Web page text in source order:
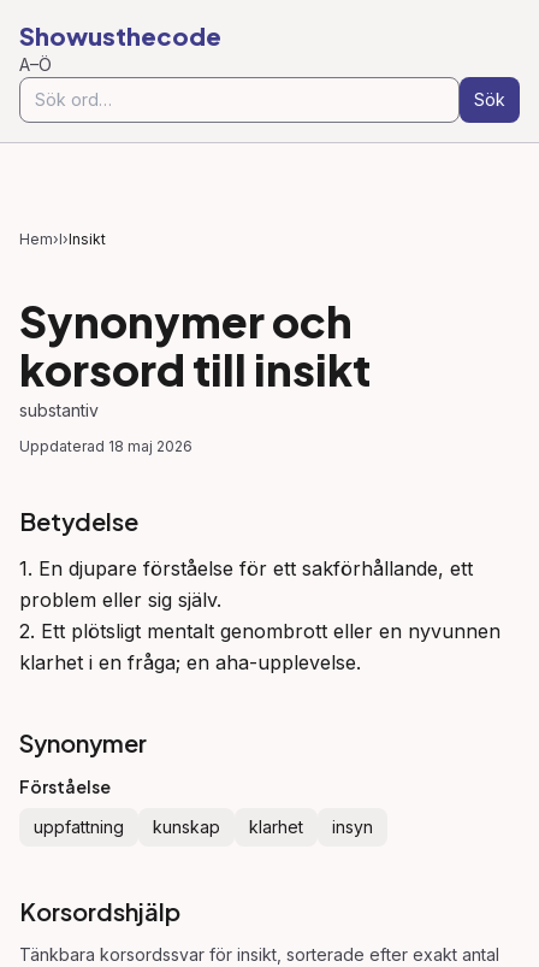
Showusthecode
A–Ö
Sök
Hem›I›Insikt
Synonymer och
korsord till insikt
substantiv
Uppdaterad 18 maj 2026
Betydelse
1. En djupare förståelse för ett sakförhållande, ett
problem eller sig själv.
2. Ett plötsligt mentalt genombrott eller en nyvunnen
klarhet i en fråga; en aha-upplevelse.
Synonymer
Förståelse
uppfattning kunskap klarhet insyn
Korsordshjälp
Tänkbara korsordssvar för insikt , sorterade efter exakt antal